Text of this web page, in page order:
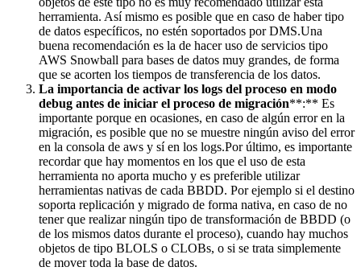
herramienta. Así mismo es posible que en caso de haber tipo
de datos específicos, no estén soportados por DMS.Una
buena recomendación es la de hacer uso de servicios tipo
AWS Snowball para bases de datos muy grandes, de forma
que se acorten los tiempos de transferencia de los datos.
La importancia de activar los logs del proceso en modo
debug antes de iniciar el proceso de migración**:** Es
importante porque en ocasiones, en caso de algún error en la
migración, es posible que no se muestre ningún aviso del error
en la consola de aws y sí en los logs.Por último, es importante
recordar que hay momentos en los que el uso de esta
herramienta no aporta mucho y es preferible utilizar
herramientas nativas de cada BBDD. Por ejemplo si el destino
soporta replicación y migrado de forma nativa, en caso de no
tener que realizar ningún tipo de transformación de BBDD (o
de los mismos datos durante el proceso), cuando hay muchos
objetos de tipo BLOLS o CLOBs, o si se trata simplemente
de mover toda la base de datos.